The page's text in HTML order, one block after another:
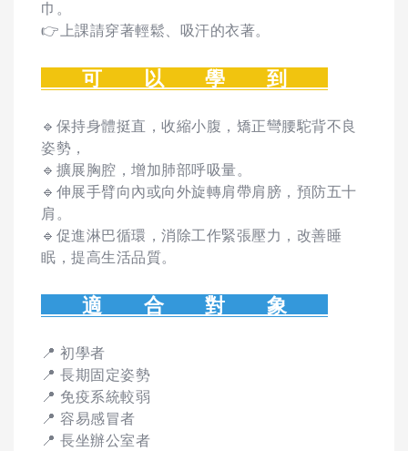
巾。
👉上課請穿著輕鬆、吸汗的衣著。
可 以 學 到
🔹保持身體挺直，收縮小腹，矯正彎腰駝背不良
姿勢，
🔹擴展胸腔，增加肺部呼吸量。
🔹伸展手臂向內或向外旋轉肩帶肩膀，預防五十
肩。
🔹促進淋巴循環，消除工作緊張壓力，改善睡
眠，提高生活品質。
適 合 對 象
📍 初學者
📍 長期固定姿勢
📍 免疫系統較弱
📍 容易感冒者
📍 長坐辦公室者